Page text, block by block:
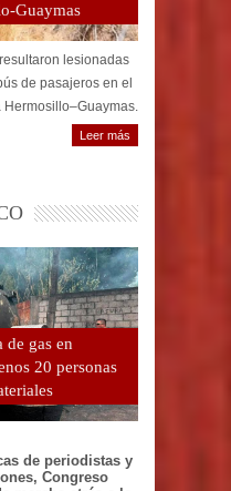
Guaymas
lesionadas
de pasajeros en el
Hermosillo–Guaymas.
Leer más
de gas en
20 personas
de periodistas y
Congreso